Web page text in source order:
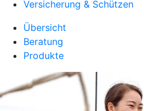
Versicherung & Schützen
Übersicht
Beratung
Produkte